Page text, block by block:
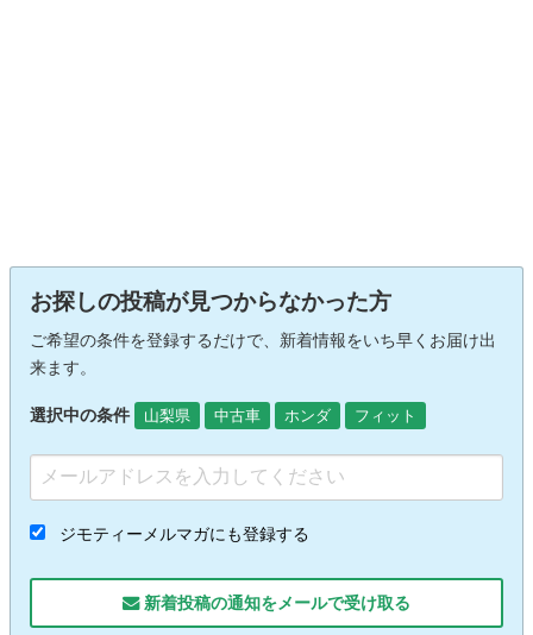
お探しの投稿が見つからなかった方
ご希望の条件を登録するだけで、新着情報をいち早くお届け出
来ます。
選択中の条件 山梨県 中古車 ホンダ フィット
ジモティーメルマガにも登録する
新着投稿の通知をメールで受け取る